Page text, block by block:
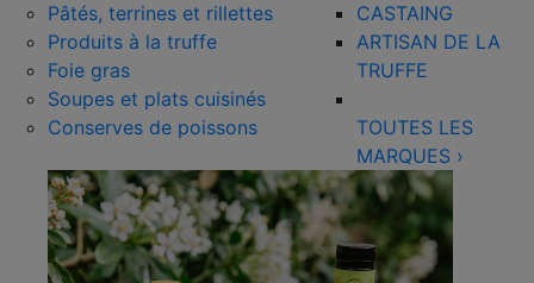
Pâtés, terrines et rillettes
Produits à la truffe
Foie gras
Soupes et plats cuisinés
Conserves de poissons
CASTAING
ARTISAN DE LA
TRUFFE
TOUTES LES
MARQUES ›